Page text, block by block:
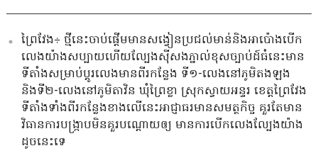
ព្រៃវែង÷ ថ្មីនេះចាប់ផ្ដេីមមានសង្វៀនប្រជល់មាន់និងអាប៉ោងបេីក
លេងយ៉ាងសប្បាយហេីយល្បែងសុីសងភ្នាល់ខុសច្បាប់ដ៍ធំនេះមាន
ទីតាំងសម្រាប់ប្តូរលេងមានពីរកន្លែង​ ទី១-លេងនៅភូមិតងឡង
និងទី២-លេងនៅភូមិតាវិន ឃុំព្រៃខ្លា ស្រុកស្វាយអន្ទរ ខេត្តព្រៃវែង
ទីតាំងទាំងពីរកន្លែងខាងលេីនេះអាជ្ញាធរមានសមត្ថកិច្ច គួរតែមាន
វិធានការបង្រ្កាបមិនគួរបណ្តោយឲ្យ មានការបើកលេងល្បែងយ៉ាង
ដូចនេះទេ